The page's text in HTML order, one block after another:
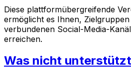
Diese plattformübergreifende
ermöglicht es Ihnen,
verbundenen Social-Media-
erreichen.
Was nicht